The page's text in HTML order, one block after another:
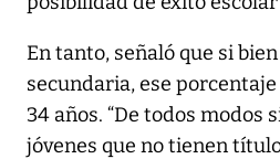
En tanto, señaló que si
secundaria, ese
34 años. “De todos
jóvenes que no tienen